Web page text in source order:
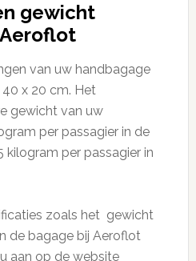
gewicht
van uw handbagage
40 x 20 cm. Het
gewicht van uw
per passagier in de
kilogram per passagier in
zoals het gewicht
de bagage bij Aeroflot
aan op de website